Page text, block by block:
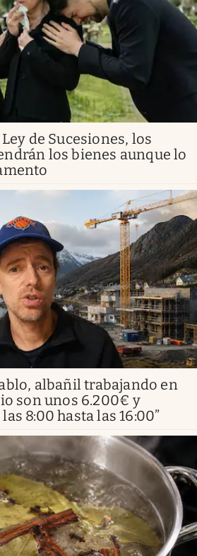
de Sucesiones, los
los bienes aunque lo
albañil trabajando en
son unos 6.200€ y
8:00 hasta las 16:00”